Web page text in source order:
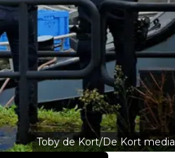
Toby de Kort/De Kort media